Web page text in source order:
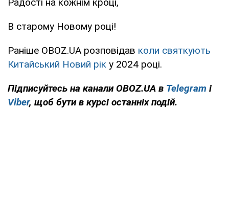
Радості на кожнім кроці,
В старому Новому році!
Раніше OBOZ.UA розповідав коли святкують
Китайський Новий рік у 2024 році.
Підписуйтесь на канали OBOZ.UA в Telegram і
Viber, щоб бути в курсі останніх подій.